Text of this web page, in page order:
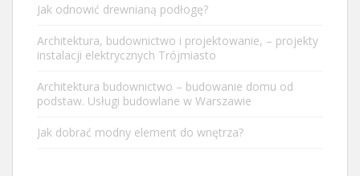
Jak odnowić drewnianą podłogę?
Architektura, budownictwo i projektowanie, – projekty
instalacji elektrycznych Trójmiasto
Architektura budownictwo – budowanie domu od
podstaw. Usługi budowlane w Warszawie
Jak dobrać modny element do wnętrza?